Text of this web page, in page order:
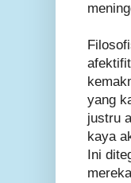
yang
justru
kaya
Ini